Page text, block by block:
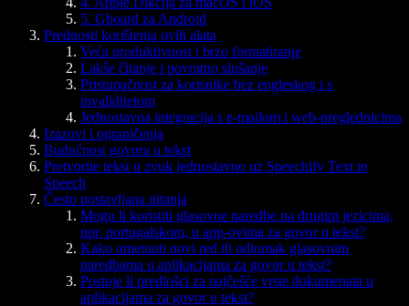
5. Gboard za Android
Prednosti korištenja ovih alata
Veća produktivnost i brzo formatiranje
Lakše čitanje i povratno slušanje
Pristupačnost za korisnike bez engleskog i s
invaliditetom
Jednostavna integracija s e-mailom i web-preglednicima
Izazovi i ograničenja
Budućnost govora u tekst
Pretvorite tekst u zvuk jednostavno uz Speechify Text to
Speech
Često postavljana pitanja
Mogu li koristiti glasovne naredbe na drugim jezicima,
npr. portugalskom, u app-ovima za govor u tekst?
Kako umetnuti novi red ili odlomak glasovnim
naredbama u aplikacijama za govor u tekst?
Postoje li predlošci za najčešće vrste dokumenata u
aplikacijama za govor u tekst?